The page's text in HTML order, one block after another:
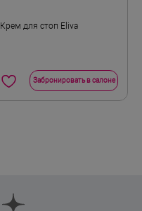
Крем для стоп Eliva
Забронировать в салоне